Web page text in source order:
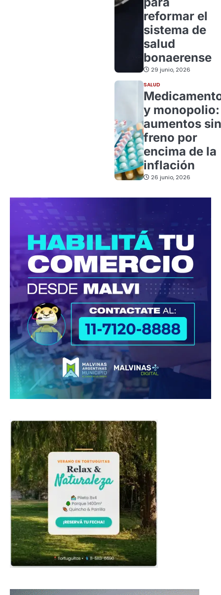
reformar el
sistema de
salud
bonaerense
29 junio, 2026
SALUD
y monopolio:
aumentos sin
freno por
encima de la
inflación
26 junio, 2026